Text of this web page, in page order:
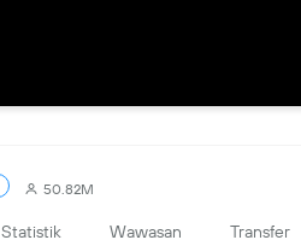
50.82M
Statistik Wawasan Transfer